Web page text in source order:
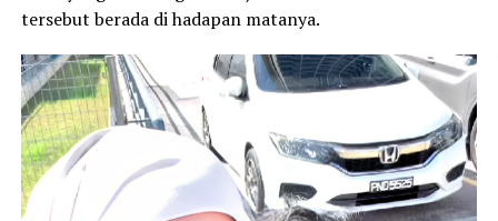
tersebut berada di hadapan matanya.